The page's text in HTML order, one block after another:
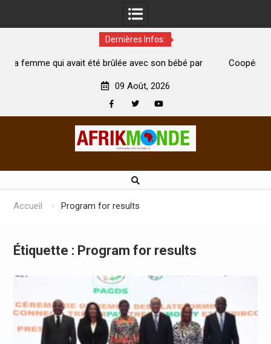
Dernières Infos:
brûlée avec son bébé par
Coopération: Le ministre Indien
09 Août, 2026
Accueil Program for results
Étiquette : Program for results